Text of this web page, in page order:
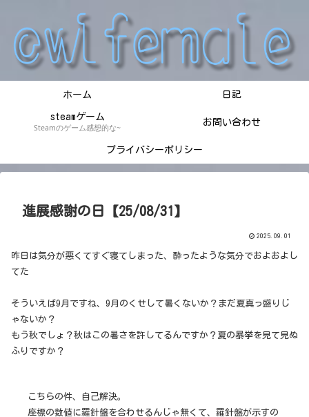
ホーム 日記
steamゲーム
Steamのゲーム感想的な~
お問い合わせ
プライバシーポリシー
進展感謝の日【25/08/31】
2025.09.01
昨日は気分が悪くてすぐ寝てしまった、酔ったような気分でおよおよし
てた
そういえば9月ですね、9月のくせして暑くないか？まだ夏真っ盛りじ
ゃないか？
もう秋でしょ？秋はこの暑さを許してるんですか？夏の暴挙を見て見ぬ
ふりですか？
こちらの件、自己解決。
座標の数値に羅針盤を合わせるんじゃ無くて、羅針盤が示すの